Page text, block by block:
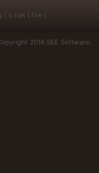
o nas filie
2016 SEE Software.